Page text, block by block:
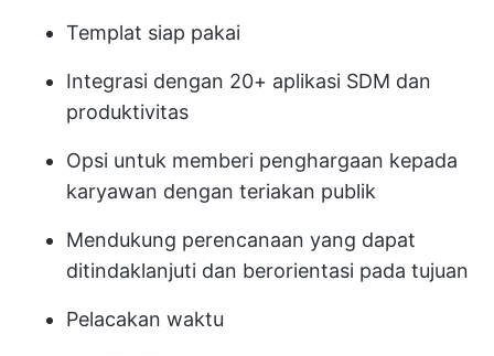
Templat siap pakai
Integrasi dengan 20+ aplikasi SDM dan
produktivitas
Opsi untuk memberi penghargaan kepada
karyawan dengan teriakan publik
Mendukung perencanaan yang dapat
ditindaklanjuti dan berorientasi pada tujuan
Pelacakan waktu